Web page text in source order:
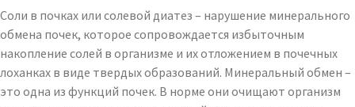
Соли в почках или солевой диатез – нарушение минерального
обмена почек, которое сопровождается избыточным
накопление солей в организме и их отложением в почечных
лоханках в виде твердых образований. Минеральный обмен –
это одна из функций почек. В норме они очищают организм